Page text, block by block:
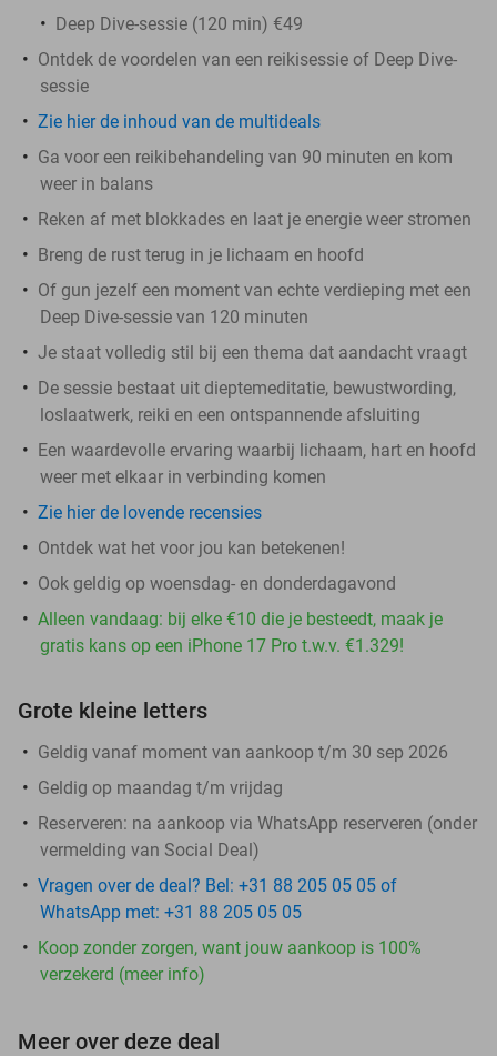
Deep Dive-sessie (120 min) €49
Ontdek de voordelen van een reikisessie of Deep Dive-
sessie
Zie hier de inhoud van de multideals
Ga voor een reikibehandeling van 90 minuten en kom
weer in balans
Reken af met blokkades en laat je energie weer stromen
Breng de rust terug in je lichaam en hoofd
Of gun jezelf een moment van echte verdieping met een
Deep Dive-sessie van 120 minuten
Je staat volledig stil bij een thema dat aandacht vraagt
De sessie bestaat uit dieptemeditatie, bewustwording,
loslaatwerk, reiki en een ontspannende afsluiting
Een waardevolle ervaring waarbij lichaam, hart en hoofd
weer met elkaar in verbinding komen
Zie hier de lovende recensies
Ontdek wat het voor jou kan betekenen!
Ook geldig op woensdag- en donderdagavond
Alleen vandaag: bij elke €10 die je besteedt, maak je
gratis kans op een iPhone 17 Pro t.w.v. €1.329!
Grote kleine letters
Geldig vanaf moment van aankoop t/m 30 sep 2026
Geldig op maandag t/m vrijdag
Reserveren: na aankoop via WhatsApp reserveren (onder
vermelding van Social Deal)
Vragen over de deal? Bel: +31 88 205 05 05 of
WhatsApp met: +31 88 205 05 05
Koop zonder zorgen, want jouw aankoop is 100%
verzekerd (meer info)
Meer over deze deal